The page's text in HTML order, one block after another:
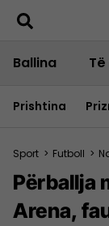
Ballina
Prishtina
Sport > Futboll >
Përballja
Arena,